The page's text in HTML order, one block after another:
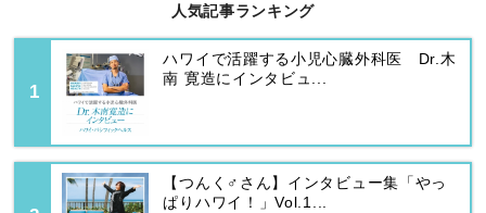
人気記事ランキング
ハワイで活躍する小児心臓外科医 Dr.木
南 寛造にインタビュ...
【つんく♂さん】インタビュー集「やっ
ぱりハワイ！」Vol.1...